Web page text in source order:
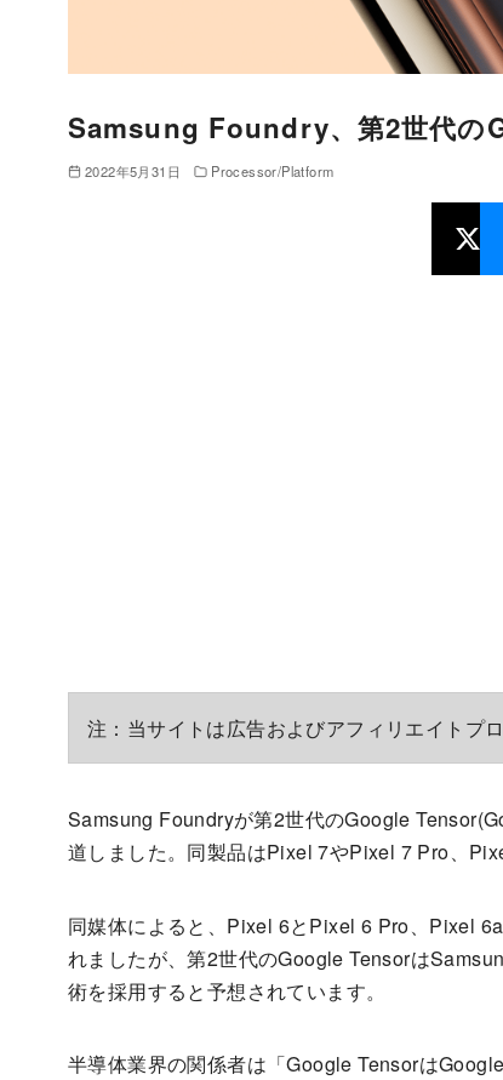
Samsung Foundry、第2世代の
2022年5月31日 Processor/Platform
注：当サイトは広告およびアフィリエイトプ
Samsung Foundryが第2世代のGoogle
道しました。同製品はPixel 7やPixel 7 Pro、
同媒体によると、Pixel 6とPixel 6 Pro、Pixel
れましたが、第2世代のGoogle Tensorは
術を採用すると予想されています。
半導体業界の関係者は「Google Tensorは